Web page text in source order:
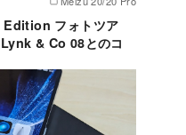
フォトツア
& Co 08とのコ